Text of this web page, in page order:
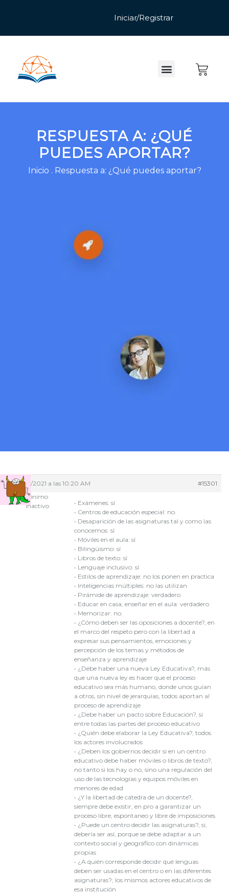
RESPUESTA A: ¿QUÉ
PUEDES APORTAR?
Inicio . Respuesta a: ¿Qué puedes aportar?
09/08/2021 a las 10:20 AM
#15301
Anónimo
Inactivo
• Exámenes: sí
• Centros de educación especial: no.
• Desaparición de las asignaturas tal y como las
conocemos: sí
• Móviles en el aula: sí
• Bilingüismo: sí
• Libros de texto: sí
• Lenguaje inclusivo: sí
• Estilos de aprendizaje: no los ponen en practica
• Inteligencias múltiples: no las utilizan
• Pirámide de aprendizaje: verdadero
• Educar en casa, enseñar en el aula: verdadero
• Memorizar: no.
• ¿Cómo deben ser las oposiciones a docente?, en
el marco del respeto pero con la libertad a
expresar sus pensamientos, emociones y
percepción de los temas y métodos de
enseñanza y aprendizaje
• ¿Debe haber una nueva Ley Educativa?, más
que una nueva ley es hacer que el proceso
educativo sea más humano, donde unos guían
a otros, sin nivel de jerarquías, todos aportan al
proceso de aprendizaje
• ¿Debe haber un pacto sobre Educación?, si
entre todas las partes del proceso educativo
• ¿Quién debe elaborar la Ley Educativa?, todos
los actores involucrados
• ¿Deben los gobiernos decidir si en un centro
educativo debe haber móviles o libros de texto?,
no tanto si los hay o no, sino una regulación del
uso de las tecnologías y equipos móviles en
menores de edad
• ¿Y la libertad de cátedra de un docente?,
siempre debe existir, en pro a garantizar un
proceso libre, espontaneo y libre de imposiciones
• ¿Puede un centro decidir las asignaturas?, si,
debería ser así, porque se debe adaptar a un
contexto social y geográfico con dinámicas
propias
• ¿A quién corresponde decidir qué lenguas
deben ser usadas en el centro o en las diferentes
asignaturas?; los mismos actores educativos de
esa institución